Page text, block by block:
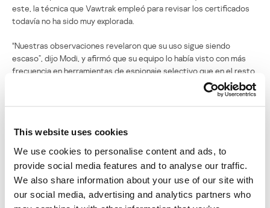
This website uses cookies
We use cookies to personalise content and ads, to
provide social media features and to analyse our traffic.
We also share information about your use of our site with
our social media, advertising and analytics partners who
este, la técnica que Vawtrak empleó para revisar los certificados
todavía no ha sido muy explorada.
“Nuestras observaciones revelaron que su uso sigue siendo
escaso”, dijo Modi, y afirmó que su equipo lo había visto con más
frecuencia en herramientas de espionaje selectivo que en el resto
encargados del troyano se han esforzado mucho para ocultar sus
servidores estos últimos años. En junio pasado, los investigadores
notaron que el troyano estaba
escondiendo algunos de sus
servidores en Tor2Webpara evadir su detección.
Modi dijo que el troyano se distribuía sobre todo mediante correos